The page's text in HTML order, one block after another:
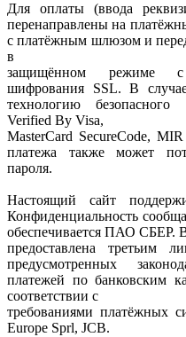
Для оплаты (ввода
перенаправлены на
с платёжным шлюзом и
в
защищённом режиме с
шифрования SSL. В
технологию безопасного
Verified By Visa,
MasterCard SecureCode,
платежа также может
пароля.
Настоящий сайт
Конфиденциальность
обеспечивается ПАО СБЕР.
предоставлена третьим
предусмотренных
платежей по банковским
соответствии с
требованиями платёжных
Europe Sprl, JCB.